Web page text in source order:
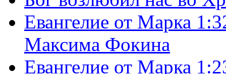
Евангелие от Марка
Максима Фокина
Евангелие от Марка